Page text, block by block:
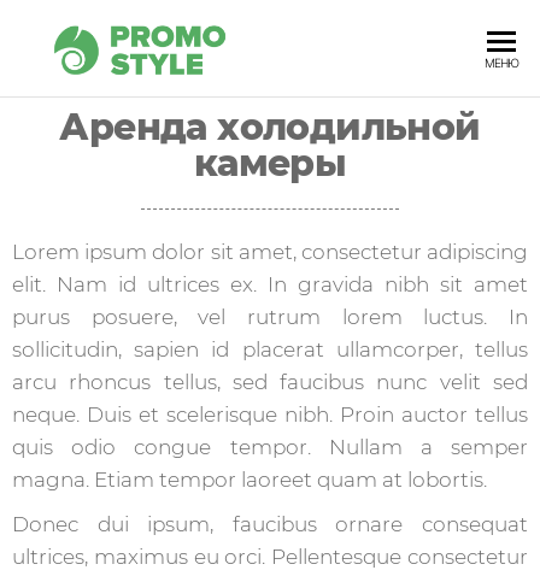
PROMOSTYLE
МЕНЮ
Аренда холодильной
камеры
Lorem ipsum dolor sit amet, consectetur adipiscing
elit. Nam id ultrices ex. In gravida nibh sit amet
purus posuere, vel rutrum lorem luctus. In
sollicitudin, sapien id placerat ullamcorper, tellus
arcu rhoncus tellus, sed faucibus nunc velit sed
neque. Duis et scelerisque nibh. Proin auctor tellus
quis odio congue tempor. Nullam a semper
magna. Etiam tempor laoreet quam at lobortis.
Donec dui ipsum, faucibus ornare consequat
ultrices, maximus eu orci. Pellentesque consectetur